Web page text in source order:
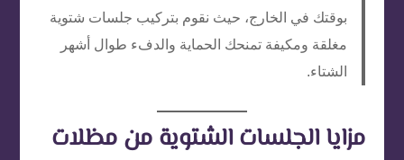
بوقتك في الخارج، حيث نقوم بتركيب جلسات شتوية
مغلقة ومكيفة تمنحك الحماية والدفء طوال أشهر
الشتاء.
مزايا الجلسات الشتوية من مظلات